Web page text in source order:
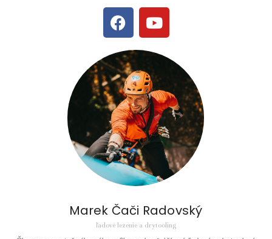
Marek Čači Radovský
ľadové lezenie a drytooling